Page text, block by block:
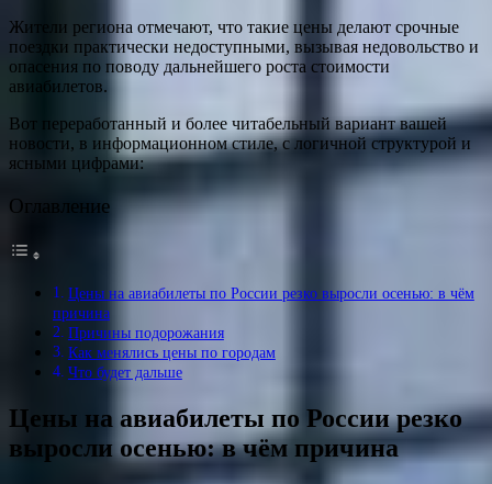
Жители региона отмечают, что такие цены делают срочные
поездки практически недоступными, вызывая недовольство и
опасения по поводу дальнейшего роста стоимости
авиабилетов.
Вот переработанный и более читабельный вариант вашей
новости, в информационном стиле, с логичной структурой и
ясными цифрами:
Оглавление
Цены на авиабилеты по России резко выросли осенью: в чём
причина
Причины подорожания
Как менялись цены по городам
Что будет дальше
Цены на авиабилеты по России резко
выросли осенью: в чём причина